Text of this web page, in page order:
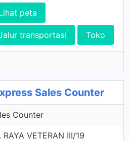
peta
transportasi Toko
Sales Counter
Counter
RAYA VETERAN III/19